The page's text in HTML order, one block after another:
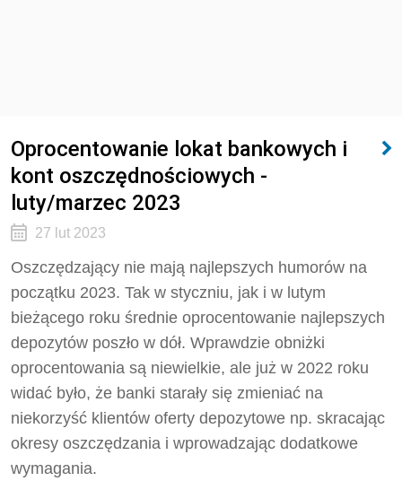
Oprocentowanie lokat bankowych i
kont oszczędnościowych -
luty/marzec 2023
27 lut 2023
Oszczędzający nie mają najlepszych humorów na
początku 2023. Tak w styczniu, jak i w lutym
bieżącego roku średnie oprocentowanie najlepszych
depozytów poszło w dół. Wprawdzie obniżki
oprocentowania są niewielkie, ale już w 2022 roku
widać było, że banki starały się zmieniać na
niekorzyść klientów oferty depozytowe np. skracając
okresy oszczędzania i wprowadzając dodatkowe
wymagania.